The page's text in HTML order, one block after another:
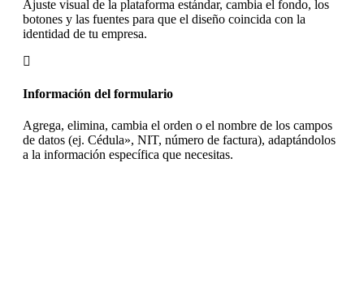
Ajuste visual de la plataforma estándar, cambia el fondo, los
botones y las fuentes para que el diseño coincida con la
identidad de tu empresa.
Información del formulario
Agrega, elimina, cambia el orden o el nombre de los campos
de datos (ej. Cédula», NIT, número de factura), adaptándolos
a la información específica que necesitas.